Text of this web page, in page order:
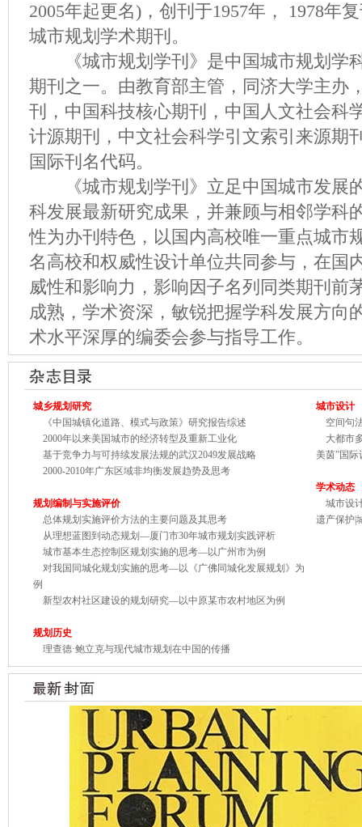
2005年起更名)，创刊于1957年， 1978年
城市规划学术期刊。
《城市规划学刊》是中国城市规划学
期刊之一。由教育部主管，同济大学主办
刊，中国科技核心期刊，中国人文社会科
计源期刊，中文社会科学引文索引来源期
国际刊名代码。
《城市规划学刊》立足中国城市发展
科发展最新研究成果，并兼顾与相邻学科
性为办刊特色，以国内高校唯一重点城市
名高校和权威性设计单位共同参与，在国
威性和影响力，影响因子名列同类期刊前
成熟，学术资深，敏锐把握学科发展方向
术水平深厚的编委会参与指导工作。
城乡规划研究
《中国城镇化道路、模式与政策》研究报告综述
2000年以来美国城市的经济转型及重新工业化
基于竞争力与可持续发展法规的武汉2049发展战略
2000-2010年广东区域非均衡发展趋势及思考
规划编制与实施评价
总体规划实施评价方法的主要问题及其思考
从理想蓝图到动态规划—厦门市30年城市规划实践评析
城市基本生态控制区规划实施的思考—以广州市为例
对我国同城化规划实施的思考—以《广佛同城化发展规划》为
例
新型农村社区建设的规划研究—以中原某市农村地区为例
规划历史
理查德·鲍立克与现代城市规划在中国的传播
城市设计
空间句
大都市
美茵”国
学术动态
城市设
遗产保护|